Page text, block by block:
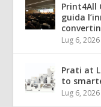
Print4All
guida
Lug 6, 2026
Prati at
to
Lug 6, 2026